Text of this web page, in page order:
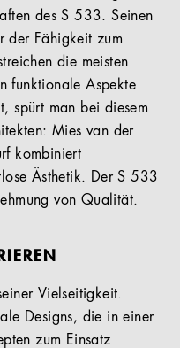
des S 533. Seinen
der Fähigkeit zum
die meisten
funktionale Aspekte
spürt man bei diesem
Mies van der
kombiniert
Ästhetik. Der S 533
von Qualität.
Vielseitigkeit.
Designs, die in einer
zum Einsatz